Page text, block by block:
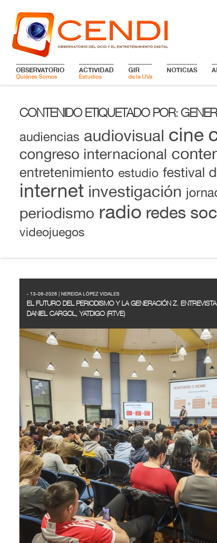
OBSERVATORIO
Quiénes Somos
ACTIVIDAD
Estudios
GIR
de la UVa
NOTICIAS
CONTENIDO ETIQUETADO POR:
audiencias audiovisual cine
congreso internacional
entretenimiento estudio festival
internet investigación
periodismo radio redes
videojuegos
- 13-06-2026 | NEREIDA LÓPEZ VIDALES
EL FUTURO DEL PERIODISMO Y LA GENERACIÓN Z.
DANIEL CARGOL, YATDIGO (RTVE)